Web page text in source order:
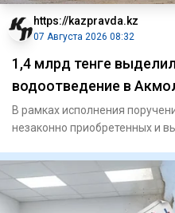
https://kazpravda.kz
07 Августа 2026 08:32
1,4 млрд тенге
водоотведение в
В рамках исполнения
незаконно приобретенных и